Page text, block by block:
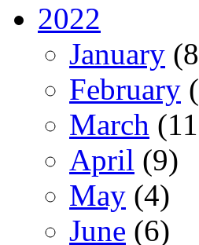
2022
January
February
March
April (9)
May (4)
June (6)